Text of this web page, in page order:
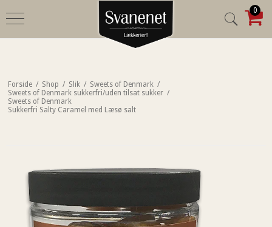
0
Forside / Shop / Slik / Sweets of Denmark /
Sweets of Denmark sukkerfri/uden tilsat sukker /
Sweets of Denmark
Sukkerfri Salty Caramel med Læsø salt